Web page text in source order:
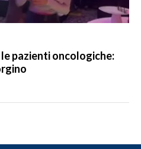
pazienti oncologiche: